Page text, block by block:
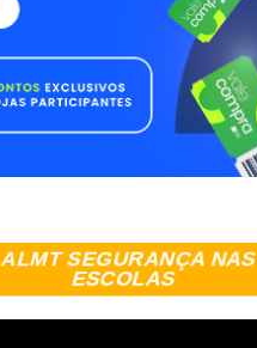
ALMT SEGURANÇA NAS
ESCOLAS